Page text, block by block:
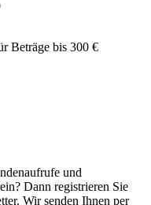
Beträge bis 300 €
und
Dann registrieren Sie
Wir senden Ihnen per